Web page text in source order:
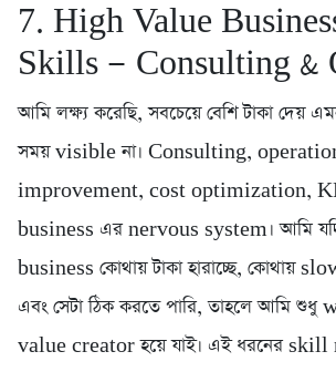
7. High Value
Skills — Consulting &
আমি লক্ষ্য করেছি, সবচেয়ে বেশি টাকা দেয়
সময় visible না। Consulting,
improvement, cost optimization,
business এর nervous system। আমি
business কোথায় টাকা হারাচ্ছে, কোথায়
এবং সেটা ঠিক করতে পারি, তাহলে আমি
value creator হয়ে যাই। এই ধরনের